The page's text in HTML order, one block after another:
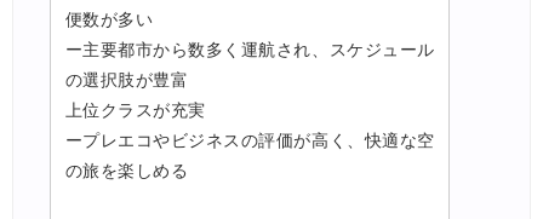
便数が多い
ー主要都市から数多く運航され、スケジュール
の選択肢が豊富
上位クラスが充実
ープレエコやビジネスの評価が高く、快適な空
の旅を楽しめる